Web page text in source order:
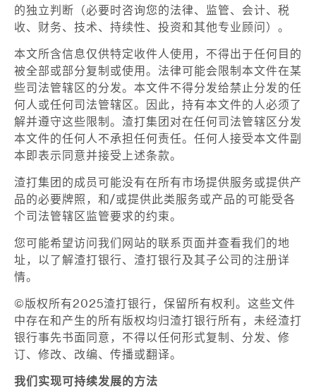
的独立判断（必要时咨询您的法律、监管、会计、税
收、财务、技术、持续性、投资和其他专业顾问）。
本文所含信息仅供特定收件人使用，不得出于任何目的
被全部或部分复制或使用。法律可能会限制本文件在某
些司法管辖区的分发。本文件不得分发给禁止分发的任
何人或任何司法管辖区。因此，持有本文件的人必须了
解并遵守这些限制。渣打集团对在任何司法管辖区分发
本文件的任何人不承担任何责任。任何人接受本文件副
本即表示同意并接受上述条款。
渣打集团的成员可能没有在所有市场提供服务或提供产
品的必要牌照，和/或提供此类服务或产品的可能受各
个司法管辖区监管要求的约束。
您可能希望访问我们网站的联系页面并查看我们的地
址，以了解渣打银行、渣打银行及其子公司的注册详
情。
©版权所有2025渣打银行，保留所有权利。这些文件
中存在和产生的所有版权均归渣打银行所有，未经渣打
银行事先书面同意，不得以任何形式复制、分发、修
订、修改、改编、传播或翻译。
我们实现可持续发展的方法